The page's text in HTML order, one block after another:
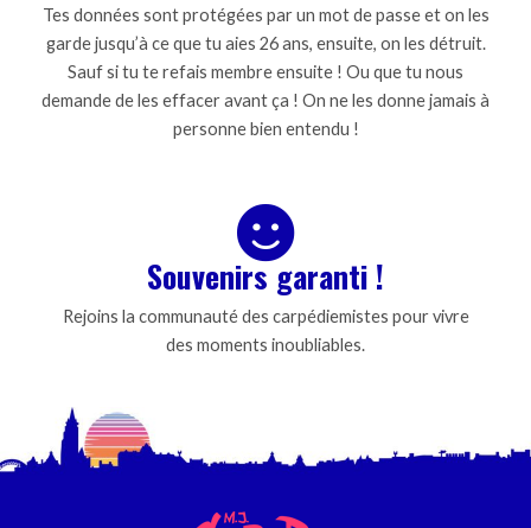
Tes données sont protégées par un mot de passe et on les
garde jusqu’à ce que tu aies 26 ans, ensuite, on les détruit.
Sauf si tu te refais membre ensuite ! Ou que tu nous
demande de les effacer avant ça ! On ne les donne jamais à
personne bien entendu !
Souvenirs garanti !
Rejoins la communauté des carpédiemistes pour vivre
des moments inoubliables.